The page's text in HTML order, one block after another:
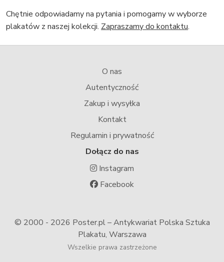
Chętnie odpowiadamy na pytania i pomogamy w wyborze
plakatów z naszej kolekcji. Zapraszamy do kontaktu.
O nas
Autentyczność
Zakup i wysyłka
Kontakt
Regulamin i prywatność
Dołącz do nas
Instagram
Facebook
© 2000 - 2026 Poster.pl – Antykwariat Polska Sztuka
Plakatu, Warszawa
Wszelkie prawa zastrzeżone